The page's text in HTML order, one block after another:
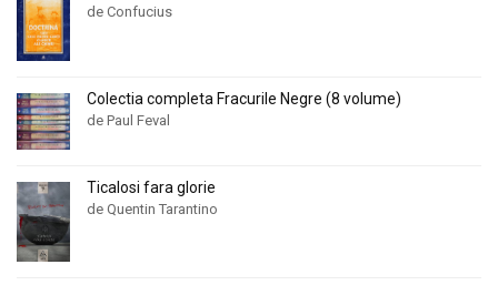
de Confucius
Colectia completa Fracurile Negre (8 volume)
de Paul Feval
Ticalosi fara glorie
de Quentin Tarantino